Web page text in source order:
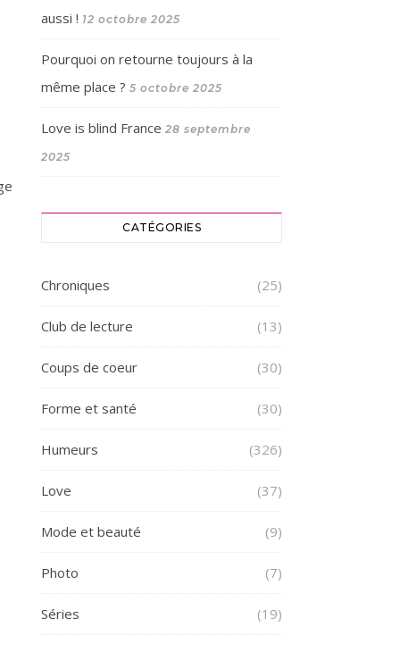
aussi ! 12 octobre 2025
Pourquoi on retourne toujours à la
même place ? 5 octobre 2025
Love is blind France 28 septembre
2025
CATÉGORIES
Chroniques (25)
Club de lecture (13)
Coups de coeur (30)
Forme et santé (30)
Humeurs (326)
Love (37)
Mode et beauté (9)
Photo (7)
Séries (19)